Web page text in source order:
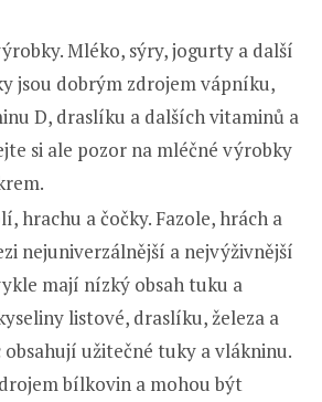
Mléko, sýry, jogurty a další
jsou dobrým zdrojem vápníku,
D, draslíku a dalších vitaminů a
si ale pozor na mléčné výrobky
hrachu a čočky. Fazole, hrách a
nejuniverzálnější a nejvýživnější
mají nízký obsah tuku a
listové, draslíku, železa a
užitečné tuky a vlákninu.
bílkovin a mohou být